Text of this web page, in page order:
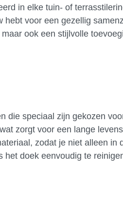
in elke tuin- of
voor een gezellig
ook een stijlvolle
die speciaal zijn gekozen
zorgt voor een lange
zodat je niet alleen in
het doek eenvoudig te